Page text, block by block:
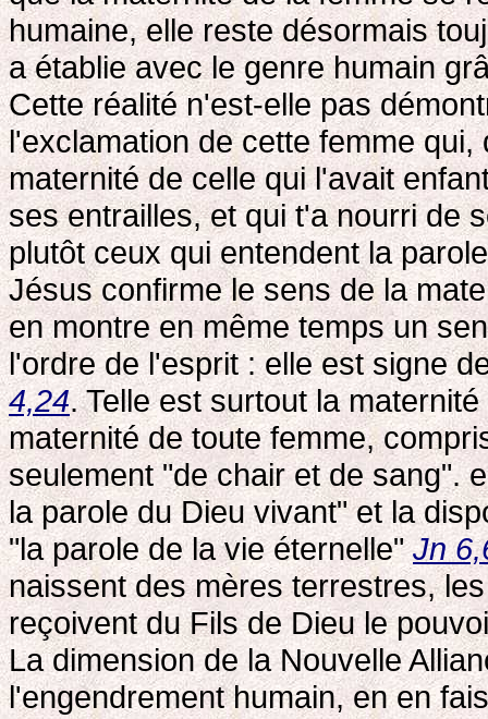
humaine, elle reste désormais
a établie avec le genre humain
Cette réalité n'est-elle pas
l'exclamation de cette femme
maternité de celle qui l'avait
ses entrailles, et qui t'a nourri de
plutôt ceux qui entendent la
Jésus confirme le sens de la
en montre en même temps un
l'ordre de l'esprit : elle est signe
4,24. Telle est surtout la
maternité de toute femme,
seulement "de chair et de sang".
la parole du Dieu vivant" et la
"la parole de la vie éternelle"Jn
naissent des mères terrestres,
reçoivent du Fils de Dieu le
La dimension de la Nouvelle
l'engendrement humain, en en